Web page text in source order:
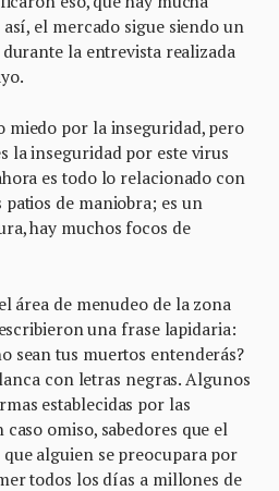
el mercado sigue siendo un
durante la entrevista realizada
miedo por la inseguridad, pero
la inseguridad por este virus
es todo lo relacionado con
de maniobra; es un
hay muchos focos de
área de menudeo de la zona
una frase lapidaria:
sean tus muertos entenderás?
con letras negras. Algunos
establecidas por las
omiso, sabedores que el
alguien se preocupara por
todos los días a millones de